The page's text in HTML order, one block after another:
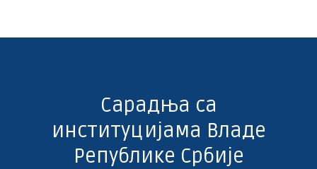
Сарадња са
институцијама Владе
Републике Србије